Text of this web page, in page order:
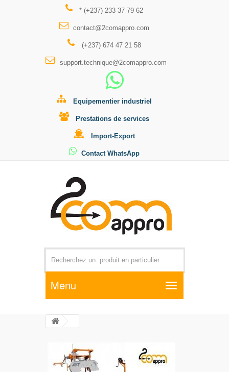
* (+237) 233 37 79 62
contact@2comappro.com
(+237) 674 47 21 58
support.technique@2comappro.com
Equipementier industriel
Prestations de services
Import-Export
Contact WhatsApp
Par exemple +distributeur +CD01